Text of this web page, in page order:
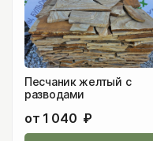
Песчаник желтый с
разводами
от 1 040 ₽